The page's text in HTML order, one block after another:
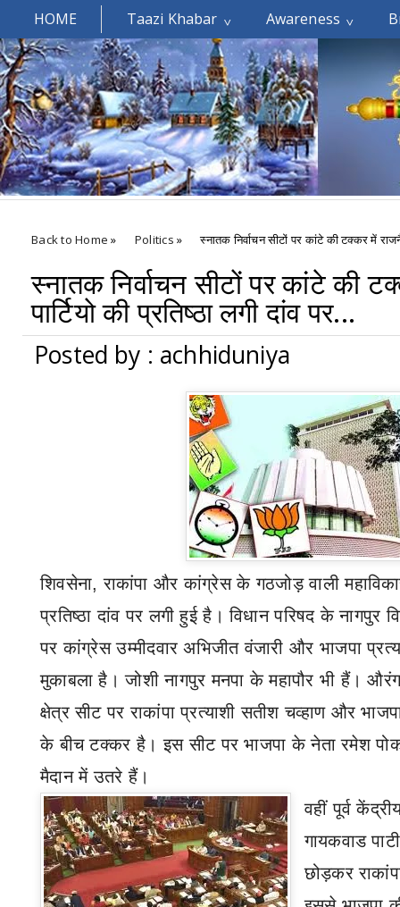
HOME Taazi Khabar Awareness
Welcomes You.....
Back to Home » Politics » स्नातक निर्वाचन सीटों पर कांटे की टक्कर में
स्नातक निर्वाचन सीटों पर कांटे की
पार्टियो की प्रतिष्ठा लगी दांव पर...
Posted by : achhiduniya
शिवसेना,राकांपा और कांग्रेस के गठजोड़ वाली
प्रतिष्ठा दांव पर लगी हुई है। विधान परिषद के नागपुर
पर कांग्रेस उम्मीदवार अभिजीत वंजारी और भाजपा
मुकाबला है। जोशी नागपुर मनपा के महापौर भी हैं।
क्षेत्र सीट पर राकांपा प्रत्याशी सतीश चव्हाण और
के बीच टक्कर है। इस सीट पर भाजपा के नेता रमेश
मैदान में उतरे हैं।
वहीं पूर्व
गायकवाड
छोड़कर